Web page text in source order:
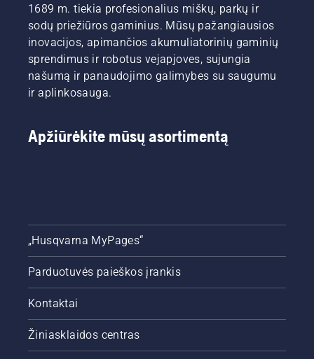
1689 m. tiekia profesionalius miškų, parkų ir
sodų priežiūros gaminius. Mūsų pažangiausios
inovacijos, apimančios akumuliatorinių gaminių
sprendimus ir robotus vejapjoves, sujungia
našumą ir panaudojimo galimybes su saugumu
ir aplinkosauga.
Apžiūrėkite mūsų asortimentą
„Husqvarna MyPages“
Parduotuvės paieškos įrankis
Kontaktai
Žiniasklaidos centras